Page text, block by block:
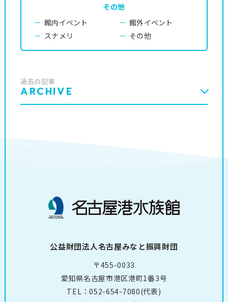
その他
館内イベント
館外イベント
スナメリ
その他
過去の記事
ARCHIVE
公益財団法人名古屋みなと振興財団
〒455-0033
愛知県名古屋市港区港町1番3号
TEL：052-654-7080(代表)